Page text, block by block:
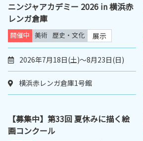
ニンジャアカデミー 2026 in 横浜赤
レンガ倉庫
開催中 美術 歴史・文化 展示
2026年7月18日(土)～8月23日(日)
横浜赤レンガ倉庫1号館
【募集中】第33回 夏休みに描く絵
画コンクール